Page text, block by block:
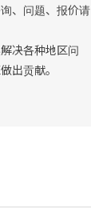
、问题、报价请
决各种地区问
出贡献。